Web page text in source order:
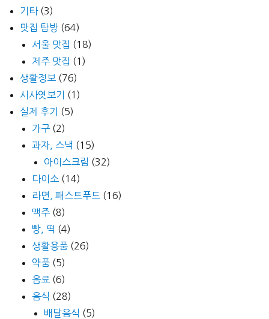
기타(3)
맛집 탐방 (64)
서울 맛집 (18)
제주 맛집 (1)
생활정보 (76)
시사엿보기
(1)
실제 후기
(5)
가구 (2)
과자, 스낵 (15)
아이스크림 (32)
다이소 (14)
라면, 패스트푸드 (16)
맥주 (8)
빵, 떡 (4)
생활용품 (26)
약품 (5)
음료 (6)
음식 (28)
배달음식 (5)